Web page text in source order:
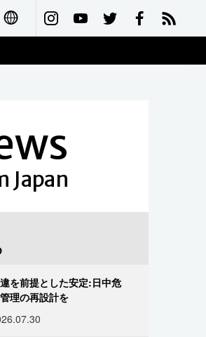
Français
Japan
を前提とした安定:日中危
理の再設計を